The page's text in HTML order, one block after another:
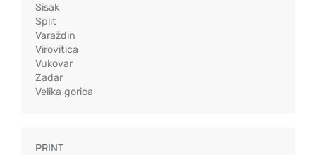
Sisak
Split
Varaždin
Virovitica
Vukovar
Zadar
Velika gorica
PRINT